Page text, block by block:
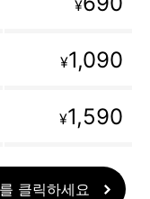
¥
¥1,090
¥1,590
클릭하세요